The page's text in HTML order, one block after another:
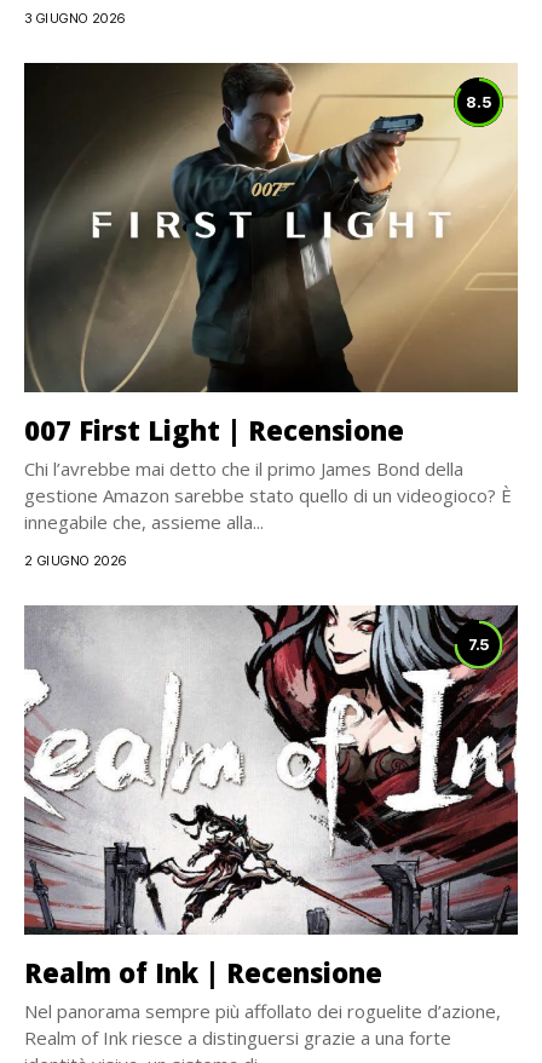
3 GIUGNO 2026
8.5
007 First Light | Recensione
Chi l’avrebbe mai detto che il primo James Bond della
gestione Amazon sarebbe stato quello di un videogioco? È
innegabile che, assieme alla...
2 GIUGNO 2026
7.5
Realm of Ink | Recensione
Nel panorama sempre più affollato dei roguelite d’azione,
Realm of Ink riesce a distinguersi grazie a una forte